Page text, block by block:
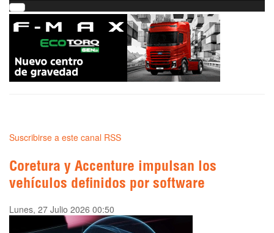
Suscribirse a este canal RSS
Coretura y Accenture impulsan los
vehículos definidos por software
Lunes, 27 Julio 2026 00:50